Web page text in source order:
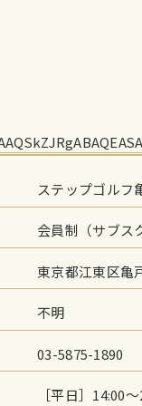
ステップゴルフ
会員制（サブス
東京都江東区亀
不明
03-5875-1890
［平日］14:00